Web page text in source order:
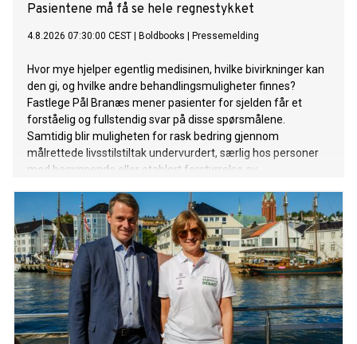
Pasientene må få se hele regnestykket
4.8.2026 07:30:00 CEST Boldbooks Pressemelding
Hvor mye hjelper egentlig medisinen, hvilke bivirkninger kan
den gi, og hvilke andre behandlingsmuligheter finnes?
Fastlege Pål Branæs mener pasienter for sjelden får et
forståelig og fullstendig svar på disse spørsmålene.
Samtidig blir muligheten for rask bedring gjennom
målrettede livsstilstiltak undervurdert, særlig hos personer
med begynnende eller etablert forstyrrelse av